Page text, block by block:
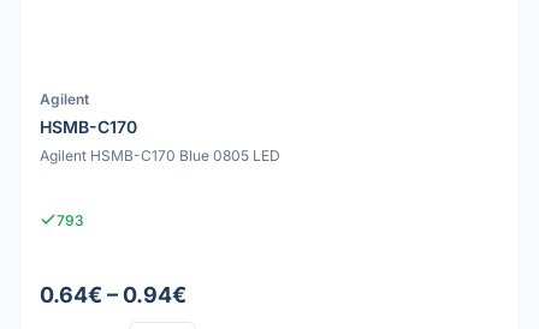
Agilent
HSMB-C170
Agilent HSMB-C170 Blue 0805 LED
793
0.64€ – 0.94€